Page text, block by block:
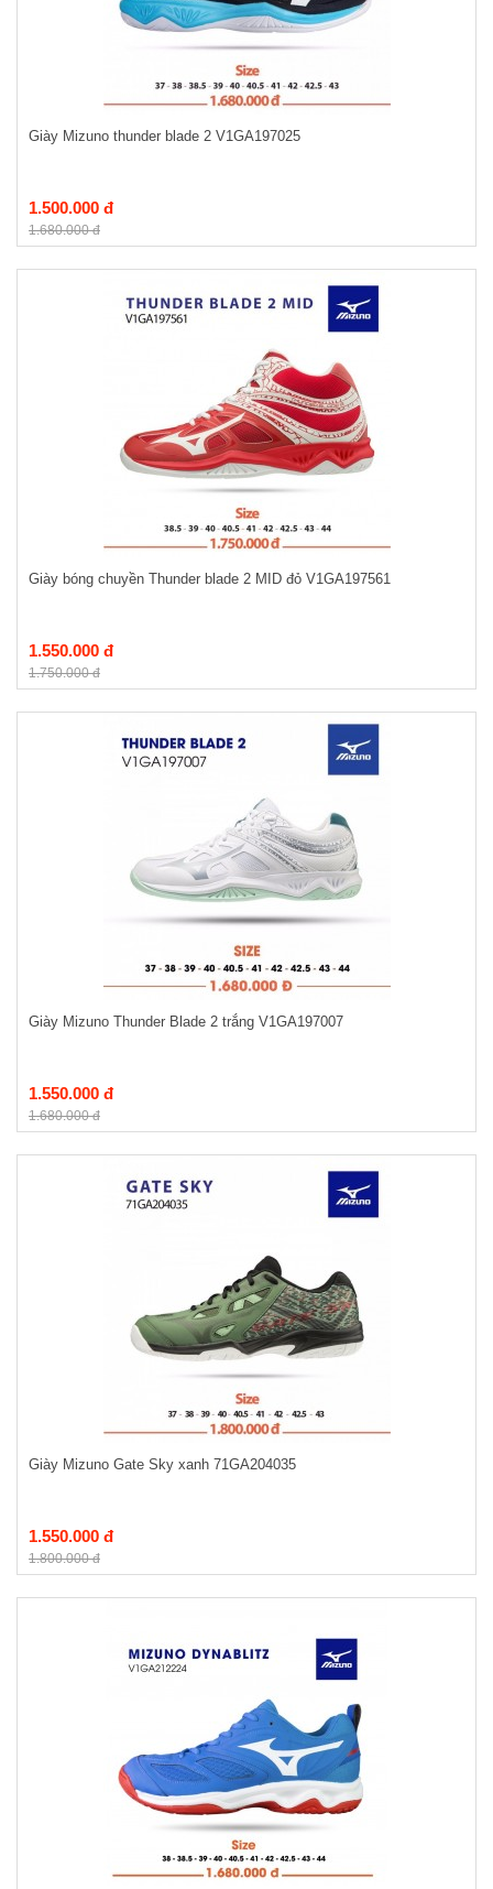
Giày Mizuno thunder blade 2 V1GA197025
1.500.000 đ
1.680.000 đ
Giày bóng chuyền Thunder blade 2 MID đỏ V1GA197561
1.550.000 đ
1.750.000 đ
Giày Mizuno Thunder Blade 2 trắng V1GA197007
1.550.000 đ
1.680.000 đ
Giày Mizuno Gate Sky xanh 71GA204035
1.550.000 đ
1.800.000 đ